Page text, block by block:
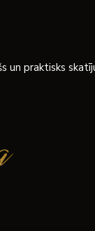
un praktisks